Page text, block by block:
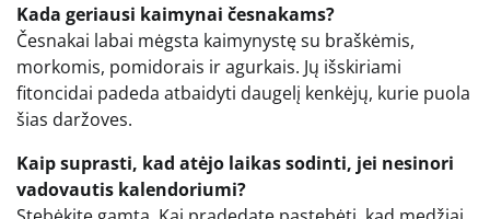
Kada geriausi kaimynai česnakams?
Česnakai labai mėgsta kaimynystę su braškėmis,
morkomis, pomidorais ir agurkais. Jų išskiriami
fitoncidai padeda atbaidyti daugelį kenkėjų, kurie puola
šias daržoves.
Kaip suprasti, kad atėjo laikas sodinti, jei nesinori
vadovautis kalendoriumi?